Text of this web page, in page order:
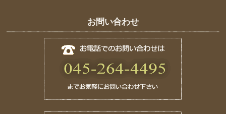
お問い合わせ